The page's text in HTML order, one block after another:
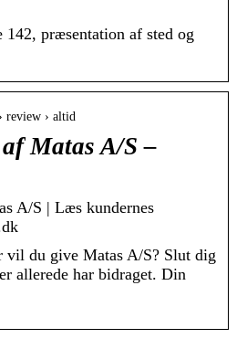
142, præsentation af sted og
review › altid
Matas A/S –
A/S | Læs kundernes
vil du give Matas A/S? Slut dig
allerede har bidraget. Din